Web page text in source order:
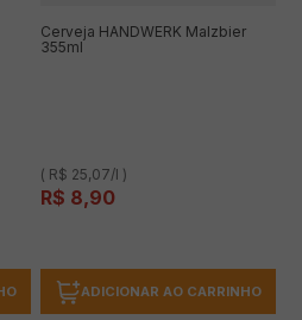
Cerveja HANDWERK Malzbier
355ml
( R$ 25,07/l )
R$ 8,90
ADICIONAR AO CARRINHO